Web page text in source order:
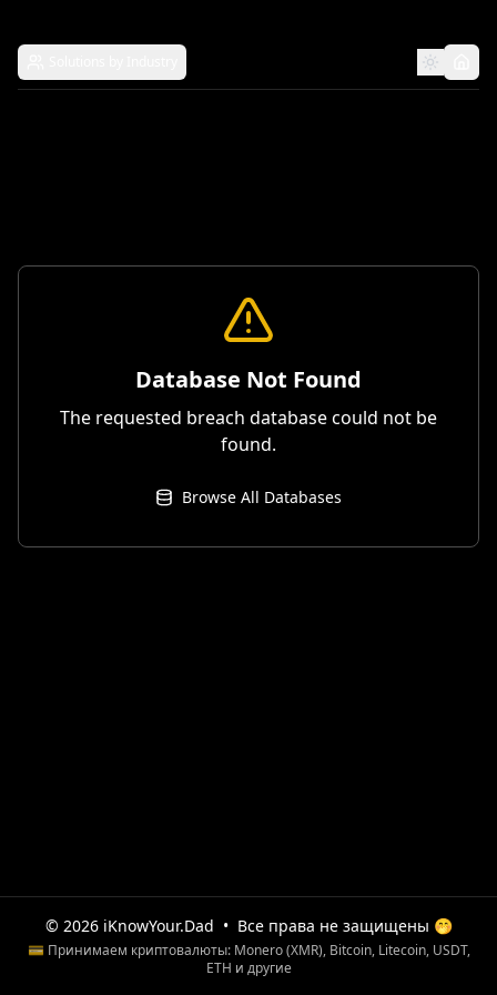
Database Not Found
The requested breach database could not be
found.
Browse All Databases
© 2026 iKnowYour.Dad • Все права не защищены 🤭
💳 Принимаем криптовалюты: Monero (XMR), Bitcoin, Litecoin, USDT,
ETH и другие